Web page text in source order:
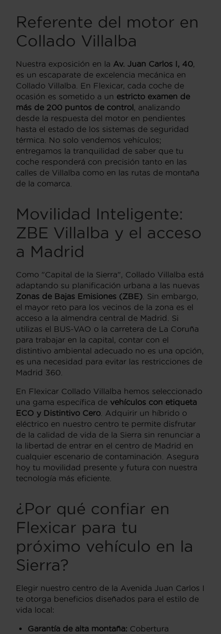
Referente del motor en
Collado Villalba
Nuestra exposición en la Av. Juan Carlos I, 40
es un escaparate de excelencia mecánica en
Collado Villalba. En Flexicar, cada coche de
ocasión es sometido a un estricto examen de
más de 200 puntos de control , analizando
desde la respuesta del motor en pendientes
hasta el estado de los sistemas de seguridad
térmica. No solo vendemos vehículos;
entregamos la tranquilidad de saber que tu
coche responderá con precisión tanto en las
calles de Villalba como en las rutas de montaña
de la comarca.
Movilidad Inteligente:
ZBE Villalba y el acceso
a Madrid
Como "Capital de la Sierra", Collado Villalba está
adaptando su planificación urbana a las nuevas
Zonas de Bajas Emisiones (ZBE) . Sin embargo,
el mayor reto para los vecinos de la zona es el
acceso a la almendra central de Madrid. Si
utilizas el BUS-VAO o la carretera de La Coruña
para trabajar en la capital, contar con el
distintivo ambiental adecuado no es una opción,
es una necesidad para evitar las restricciones de
Madrid 360.
En Flexicar Collado Villalba hemos seleccionado
una gama específica de vehículos con etiqueta
ECO y Distintivo Cero . Adquirir un híbrido o
eléctrico en nuestro centro te permite disfrutar
de la calidad de vida de la Sierra sin renunciar a
la libertad de entrar en el centro de Madrid en
cualquier escenario de contaminación. Asegura
hoy tu movilidad presente y futura con nuestra
tecnología más eficiente.
¿Por qué confiar en
Flexicar para tu
próximo vehículo en la
Sierra?
Elegir nuestro centro de la Avenida Juan Carlos I
te otorga beneficios diseñados para el estilo de
vida local:
Garantía de alta montaña: Cobertura